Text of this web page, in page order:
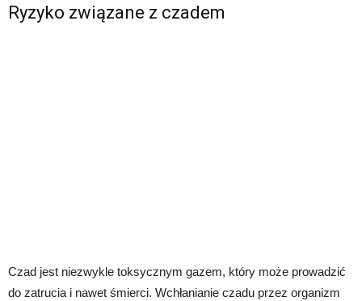
Ryzyko związane z czadem
Czad jest niezwykle toksycznym gazem, który może prowadzić
do zatrucia i nawet śmierci. Wchłanianie czadu przez organizm